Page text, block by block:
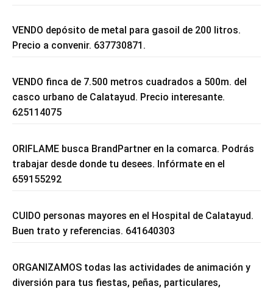
VENDO depósito de metal para gasoil de 200 litros.
Precio a convenir. 637730871.
VENDO finca de 7.500 metros cuadrados a 500m. del
casco urbano de Calatayud. Precio interesante.
625114075
ORIFLAME busca BrandPartner en la comarca. Podrás
trabajar desde donde tu desees. Infórmate en el
659155292
CUIDO personas mayores en el Hospital de Calatayud.
Buen trato y referencias. 641640303
ORGANIZAMOS todas las actividades de animación y
diversión para tus fiestas, peñas, particulares,